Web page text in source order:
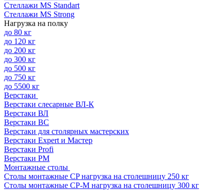
Стеллажи MS Standart
Стеллажи MS Strong
Нагрузка на полку
до 80 кг
до 120 кг
до 200 кг
до 300 кг
до 500 кг
до 750 кг
до 5500 кг
Верстаки
Верстаки слесарные ВЛ-К
Верстаки ВЛ
Верстаки ВС
Верстаки для столярных мастерских
Верстаки Expert и Мастер
Верстаки Profi
Верстаки РМ
Монтажные столы
Столы монтажные СP нагрузка на столешницу 250 кг
Столы монтажные СР-М нагрузка на столешницу 300 кг